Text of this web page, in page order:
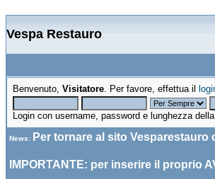
Vespa Restauro
Benvenuto, Visitatore. Per favore, effettua il
Login con username, password e lunghezza
News: Per tornare al sito Vesparestauro
IMPORTANTE: per inserire il proprio